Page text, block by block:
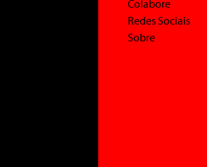
Colabore
Redes Sociais
Sobre